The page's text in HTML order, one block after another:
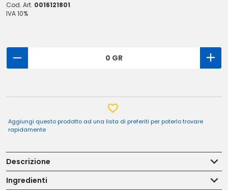
Cod. Art. 0016121801
IVA 10%
0 GR
Aggiungi questo prodotto ad una lista di preferiti per poterlo trovare
rapidamente
Descrizione
Ingredienti